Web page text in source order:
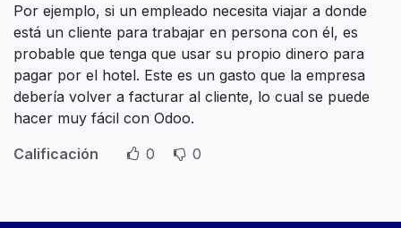
Por ejemplo, si un empleado necesita viajar a donde
está un cliente para trabajar en persona con él, es
probable que tenga que usar su propio dinero para
pagar por el hotel. Este es un gasto que la empresa
debería volver a facturar al cliente, lo cual se puede
hacer muy fácil con Odoo.
Calificación
0 0